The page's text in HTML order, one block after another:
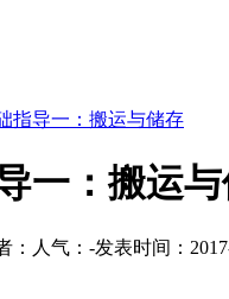
导一：搬运与储存
一：搬运
： 人气： -发表时间：